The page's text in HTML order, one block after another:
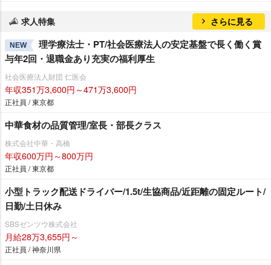
求人特集 さらに見る
NEW
理学療法士・PT/社会医療法人の安定基盤で長く働く賞
与年2回・退職金あり充実の福利厚生
社会医療法人財団 仁医会
年収351万3,600円～471万3,600円
正社員 / 東京都
中華食材の品質管理/室長・部長クラス
株式会社中華・高橋
年収600万円～800万円
正社員 / 東京都
小型トラック配送ドライバー/1.5t/生協商品/近距離の固定ルート/
日勤/土日休み
SBSゼンツウ株式会社
月給28万3,655円～
正社員 / 神奈川県